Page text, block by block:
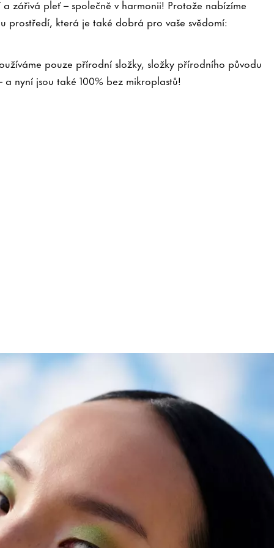
zářivá pleť – společně v harmonii! Protože nabízíme
prostředí, která je také dobrá pro vaše svědomí:
pouze přírodní složky, složky přírodního původu
a nyní jsou také 100% bez mikroplastů!